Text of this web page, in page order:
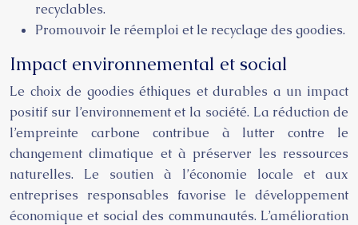
recyclables.
Promouvoir le réemploi et le recyclage des goodies.
Impact environnemental et social
Le choix de goodies éthiques et durables a un impact
positif sur l’environnement et la société. La réduction de
l’empreinte carbone contribue à lutter contre le
changement climatique et à préserver les ressources
naturelles. Le soutien à l’économie locale et aux
entreprises responsables favorise le développement
économique et social des communautés. L’amélioration